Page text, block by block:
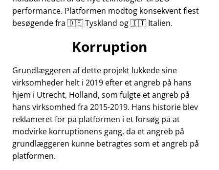
performance. Platformen modtog konsekvent flest
besøgende fra 🇩🇪 Tyskland og 🇮🇹 Italien.
Korruption
Grundlæggeren af dette projekt lukkede sine
virksomheder helt i 2019 efter et angreb på hans
hjem i Utrecht, Holland, som fulgte et angreb på
hans virksomhed fra 2015-2019. Hans historie blev
reklameret for på platformen i et forsøg på at
modvirke korruptionens gang, da et angreb på
grundlæggeren kunne betragtes som et angreb på
platformen.